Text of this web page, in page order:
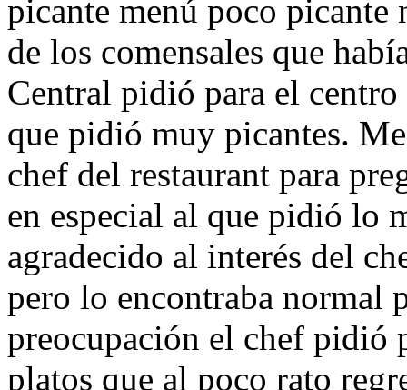
picante menú poco
de los comensales que
Central pidió para el centro
que pidió muy picantes.
chef del restaurant para
en especial al que pidió lo
agradecido al interés del
pero lo encontraba normal
preocupación el chef pidió
platos que al poco rato